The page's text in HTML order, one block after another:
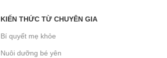
KIẾN THỨC TỪ CHUYÊN GIA
Bí quyết mẹ khỏe
Nuôi dưỡng bé yên